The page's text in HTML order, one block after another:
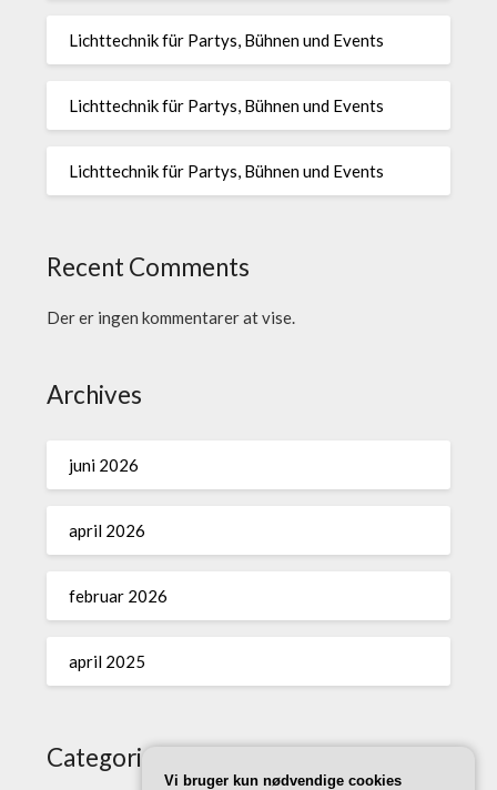
Lichttechnik für Partys, Bühnen und Events
Lichttechnik für Partys, Bühnen und Events
Lichttechnik für Partys, Bühnen und Events
Recent Comments
Der er ingen kommentarer at vise.
Archives
juni 2026
april 2026
februar 2026
april 2025
Categories
Vi bruger kun nødvendige cookies